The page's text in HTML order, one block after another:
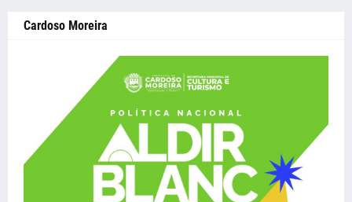
Cardoso Moreira